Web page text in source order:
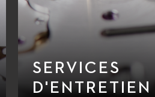
SERVICES
D'ENTRETIEN